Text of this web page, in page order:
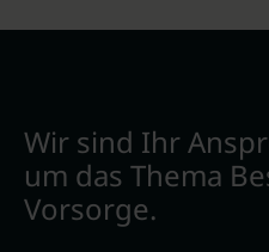
Wir sind Ihr
um das Thema
Vorsorge.